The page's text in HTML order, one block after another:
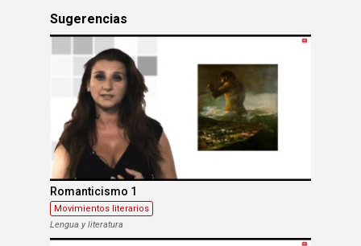
Sugerencias
Romanticismo 1
Movimientos literarios
Lengua y literatura